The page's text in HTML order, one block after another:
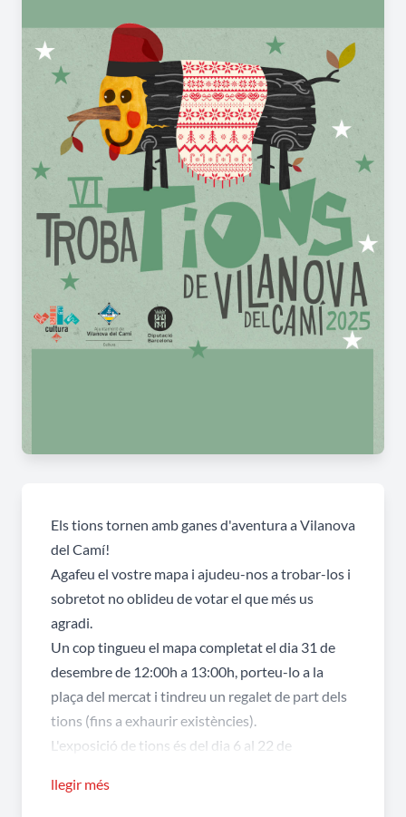
Els tions tornen amb ganes d'aventura a Vilanova
del Camí!
Agafeu el vostre mapa i ajudeu-nos a trobar-los i
sobretot no oblideu de votar el que més us
agradi.
Un cop tingueu el mapa completat el dia 31 de
desembre de 12:00h a 13:00h, porteu-lo a la
plaça del mercat i tindreu un regalet de part dels
tions (fins a exhaurir existències).
L'exposició de tions és del dia 6 al 22 de
llegir més